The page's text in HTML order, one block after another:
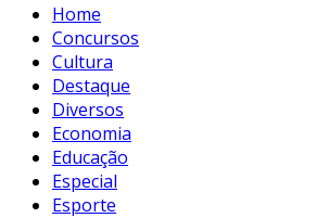
Home
Concursos
Cultura
Destaque
Diversos
Economia
Educação
Especial
Esporte